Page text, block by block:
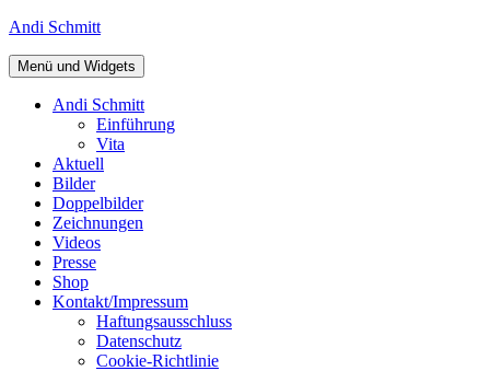
Zum
springen
Andi Schmitt
Menü und Widgets
Andi Schmitt
Einführung
Vita
Aktuell
Bilder
Doppelbilder
Zeichnungen
Videos
Presse
Shop
Kontakt/Impressum
Haftungsausschluss
Datenschutz
Cookie-Richtlinie